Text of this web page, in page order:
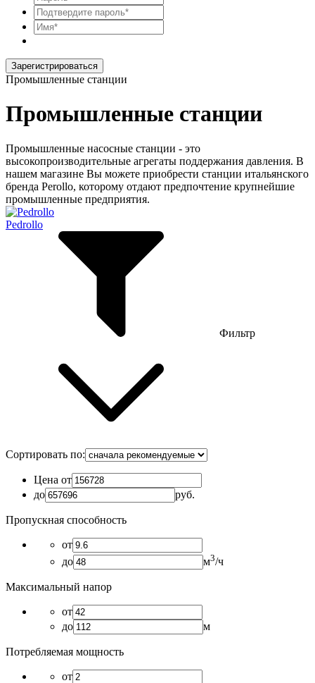
Зарегистрироваться
Промышленные станции
Промышленные станции
Промышленные насосные станции - это
высокопроизводительные агрегаты поддержания давления. В
нашем магазине Вы можете приобрести станции итальянского
бренда Perollo, которому отдают предпочтение крупнейшие
промышленные предприятия.
Pedrollo
Фильтр
Сортировать по:
Цена от
до
руб.
Пропускная способность
от
до
м3/ч
Максимальный напор
от
до
м
Потребляемая мощность
от